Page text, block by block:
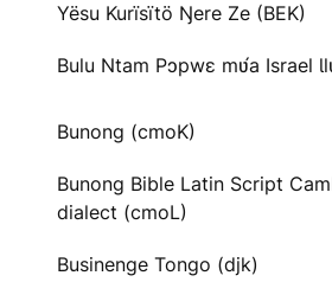
Yësu Kurïsïtö Ŋere Ze (BEK)
Bulu Ntam Pɔpwɛ mʋ́a Israel
Bunong (cmoK)
Bunong Bible Latin Script
dialect (cmoL)
Businenge Tongo (djk)